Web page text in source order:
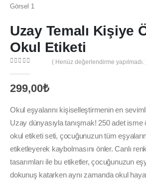
Uzay Temalı Kişiye
Okul Etiketi
( Henüz değerlendirme yapılmadı.
299,00₺
Okul eşyalarını kişiselleştirmenin en
Uzay dünyasıyla tanışmak! 250 adet isme
okul etiketi seti, çocuğunuzun tüm
etiketleyerek kaybolmasını önler. Canlı
tasarımları ile bu etiketler, çocuğunuzun
dokunuş katarken aynı zamanda okul